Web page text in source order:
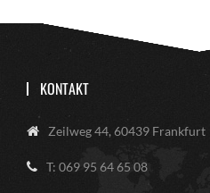
KONTAKT
Zeilweg 44, 60439 Frankfurt
T: 069 95 64 65 08